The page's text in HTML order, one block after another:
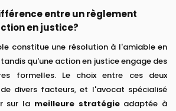
entre un règlement
en justice?
constitue une résolution à l'amiable en
tandis qu'une action en justice engage des
formelles. Le choix entre ces deux
divers facteurs, et l'avocat spécialisé
sur la meilleure stratégieadaptée à